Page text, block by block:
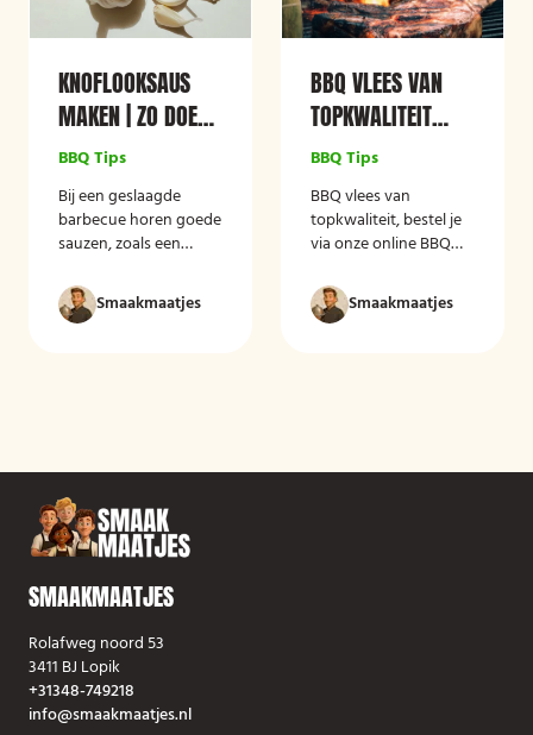
KNOFLOOKSAUS
MAKEN | ZO DOE
JE DAT!
BBQ Tips
Bij een geslaagde
barbecue horen goede
sauzen, zoals een
Vaak wordt het belang
van een goede saus
zelfgemaakte saus
maakt u een
onuitwisbare indruk!
een goede manier van
als de hoeveelheden
wat groter zijn valt er
op dit punt veel winst
te behalen.
Smaakmaatjes
BBQ VLEES VAN
TOPKWALITEIT
REGELEN?
BBQ Tips
BBQ vlees van
topkwaliteit, bestel je
via onze online BBQ
manier om van de
beste kwaliteit vlees te
Smaakmaatjes
SMAAKMAATJES
Rolafweg noord 53
3411 BJ Lopik
+31348-749218
info@smaakmaatjes.nl